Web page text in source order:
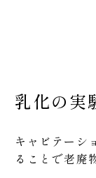
乳化の実
キャビテーシ
ることで老廃